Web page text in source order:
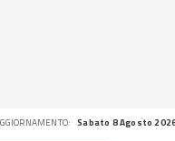
Sabato 8 Agosto